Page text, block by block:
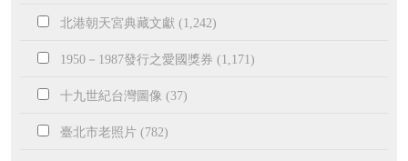
北港朝天宮典藏文獻 (1,242)
1950－1987發行之愛國獎券 (1,171)
十九世紀台灣圖像 (37)
臺北市老照片 (782)